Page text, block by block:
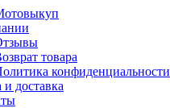
товара
конфиденциальности
доставка